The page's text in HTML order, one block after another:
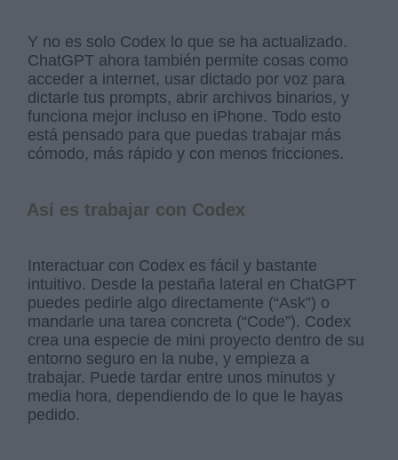
Y no es solo Codex lo que se ha actualizado.
ChatGPT ahora también permite cosas como
acceder a internet, usar dictado por voz para
dictarle tus prompts, abrir archivos binarios, y
funciona mejor incluso en iPhone. Todo esto
está pensado para que puedas trabajar más
cómodo, más rápido y con menos fricciones.
Así es trabajar con Codex
Interactuar con Codex es fácil y bastante
intuitivo. Desde la pestaña lateral en ChatGPT
puedes pedirle algo directamente (“Ask”) o
mandarle una tarea concreta (“Code”). Codex
crea una especie de mini proyecto dentro de su
entorno seguro en la nube, y empieza a
trabajar. Puede tardar entre unos minutos y
media hora, dependiendo de lo que le hayas
pedido.